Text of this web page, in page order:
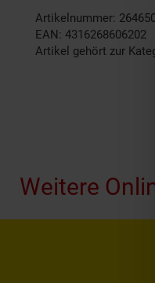
Artikelnummer:
EAN: 4316268606202
Artikel gehört zur
Weitere